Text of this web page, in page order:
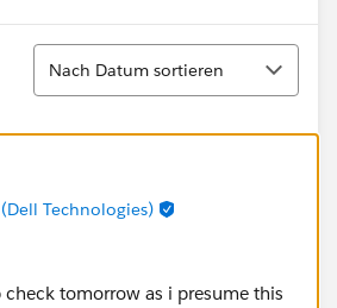
Sortieren
Nach Datum sortieren
Technologies)
check tomorrow as i presume this